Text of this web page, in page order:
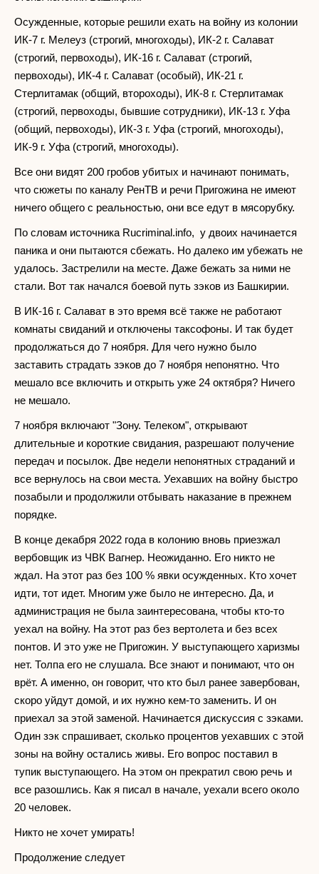
Осужденные, которые решили ехать на войну из колонии
ИК-7 г. Мелеуз (строгий, многоходы), ИК-2 г. Салават
(строгий, первоходы), ИК-16 г. Салават (строгий,
первоходы), ИК-4 г. Салават (особый), ИК-21 г.
Стерлитамак (общий, второходы), ИК-8 г. Стерлитамак
(строгий, первоходы, бывшие сотрудники), ИК-13 г. Уфа
(общий, первоходы), ИК-3 г. Уфа (строгий, многоходы),
ИК-9 г. Уфа (строгий, многоходы).
Все они видят 200 гробов убитых и начинают понимать,
что сюжеты по каналу РенТВ и речи Пригожина не имеют
ничего общего с реальностью, они все едут в мясорубку.
По словам источника Rucriminal.info, у двоих начинается
паника и они пытаются сбежать. Но далеко им убежать не
удалось. Застрелили на месте. Даже бежать за ними не
стали. Вот так начался боевой путь зэков из Башкирии.
В ИК-16 г. Салават в это время всё также не работают
комнаты свиданий и отключены таксофоны. И так будет
продолжаться до 7 ноября. Для чего нужно было
заставить страдать зэков до 7 ноября непонятно. Что
мешало все включить и открыть уже 24 октября? Ничего
не мешало.
7 ноября включают "Зону. Телеком", открывают
длительные и короткие свидания, разрешают получение
передач и посылок. Две недели непонятных страданий и
все вернулось на свои места. Уехавших на войну быстро
позабыли и продолжили отбывать наказание в прежнем
порядке.
В конце декабря 2022 года в колонию вновь приезжал
вербовщик из ЧВК Вагнер. Неожиданно. Его никто не
ждал. На этот раз без 100 % явки осужденных. Кто хочет
идти, тот идет. Многим уже было не интересно. Да, и
администрация не была заинтересована, чтобы кто-то
уехал на войну. На этот раз без вертолета и без всех
понтов. И это уже не Пригожин. У выступающего харизмы
нет. Толпа его не слушала. Все знают и понимают, что он
врёт. А именно, он говорит, что кто был ранее завербован,
скоро уйдут домой, и их нужно кем-то заменить. И он
приехал за этой заменой. Начинается дискуссия с зэками.
Один зэк спрашивает, сколько процентов уехавших с этой
зоны на войну остались живы. Его вопрос поставил в
тупик выступающего. На этом он прекратил свою речь и
все разошлись. Как я писал в начале, уехали всего около
20 человек.
Никто не хочет умирать!
Продолжение следует